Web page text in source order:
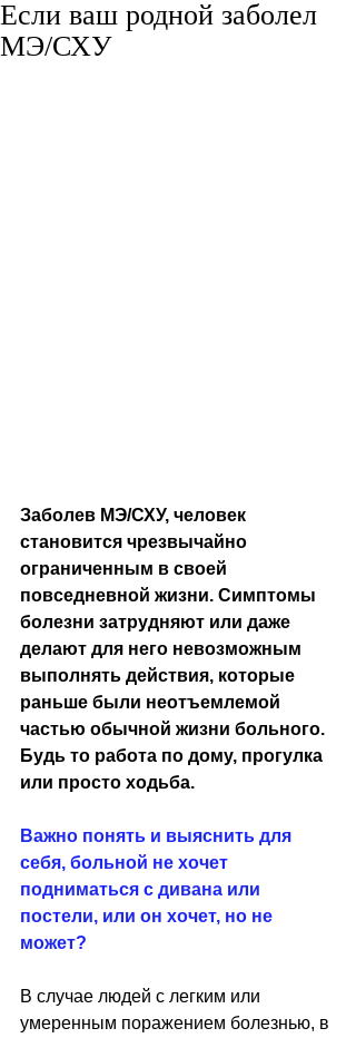
Если ваш родной заболел
МЭ/СХУ
Заболев МЭ/СХУ, человек
становится чрезвычайно
ограниченным в своей
повседневной жизни. Симптомы
болезни затрудняют или даже
делают для него невозможным
выполнять действия, которые
раньше были неотъемлемой
частью обычной жизни больного.
Будь то работа по дому, прогулка
или просто ходьба.
Важно понять и выяснить для
себя, больной не хочет
подниматься с дивана или
постели, или он хочет, но не
может?
В случае людей с легким или
умеренным поражением болезнью, в